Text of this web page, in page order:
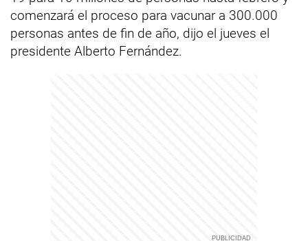
comenzará el proceso para vacunar a 300.000
personas antes de fin de año, dijo el jueves el
presidente Alberto Fernández.